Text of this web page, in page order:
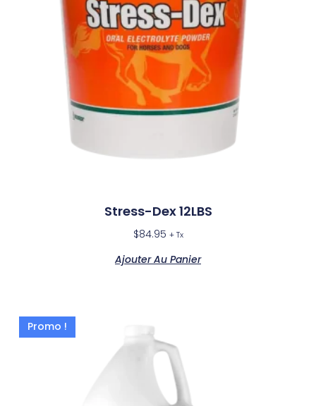
Stress-Dex 12LBS
$84.95 + Tx
Ajouter Au Panier
Promo !